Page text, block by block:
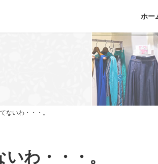
ホー
ないわ・・・。
わ・・・。